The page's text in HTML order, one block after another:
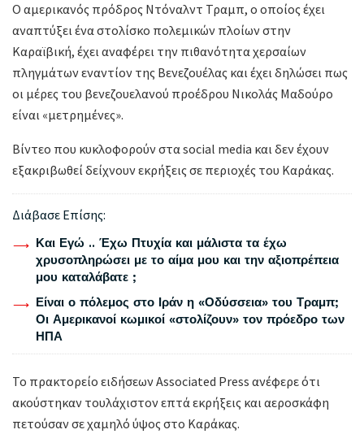
Ο αμερικανός πρόδρος Ντόναλντ Τραμπ, ο οποίος έχει
αναπτύξει ένα στολίσκο πολεμικών πλοίων στην
Καραϊβική, έχει αναφέρει την πιθανότητα χερσαίων
πληγμάτων εναντίον της Βενεζουέλας και έχει δηλώσει πως
οι μέρες του βενεζουελανού προέδρου Νικολάς Μαδούρο
είναι «μετρημένες».
Βίντεο που κυκλοφορούν στα social media και δεν έχουν
εξακριβωθεί δείχνουν εκρήξεις σε περιοχές του Καράκας.
Διάβασε Επίσης:
Και Εγώ .. Έχω Πτυχία και μάλιστα τα έχω
χρυσοπληρώσει με το αίμα μου και την αξιοπρέπεια
μου καταλάβατε ;
Είναι ο πόλεμος στο Ιράν η «Οδύσσεια» του Τραμπ;
Οι Αμερικανοί κωμικοί «στολίζουν» τον πρόεδρο των
ΗΠΑ
Το πρακτορείο ειδήσεων Associated Press ανέφερε ότι
ακούστηκαν τουλάχιστον επτά εκρήξεις και αεροσκάφη
πετούσαν σε χαμηλό ύψος στο Καράκας.